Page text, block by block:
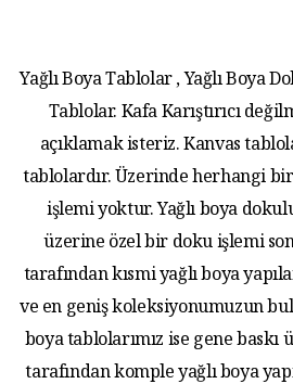
Yağlı Boya Tablolar , Yağlı Boya
Tablolar. Kafa Karıştırıcı
açıklamak isteriz. Kanvas
tablolardır. Üzerinde herhangi
işlemi yoktur. Yağlı boya
üzerine özel bir doku işlemi
tarafından kısmi yağlı boya
ve en geniş koleksiyonumuzun
boya tablolarımız ise gene baskı
tarafından komple yağlı boya